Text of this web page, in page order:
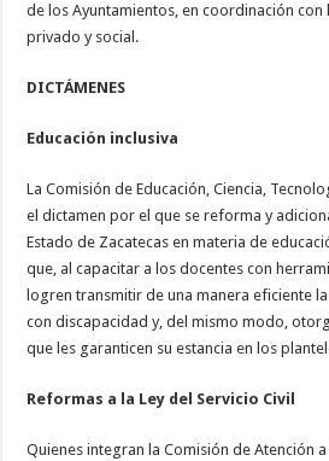
de los Ayuntamientos, en coordinación
privado y social.
DICTÁMENES
Educación inclusiva
La Comisión de Educación, Ciencia,
el dictamen por el que se reforma y
Estado de Zacatecas en materia de
que, al capacitar a los docentes con
logren transmitir de una manera eficiente
con discapacidad y, del mismo modo,
que les garanticen su estancia en los
Reformas a la Ley del Servicio Civil
Quienes integran la Comisión de Atención